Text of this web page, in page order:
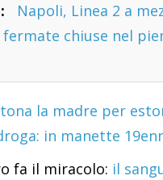
Napoli, Linea 2 a
fermate chiuse nel
la madre per
in manette
fa il miracolo: il